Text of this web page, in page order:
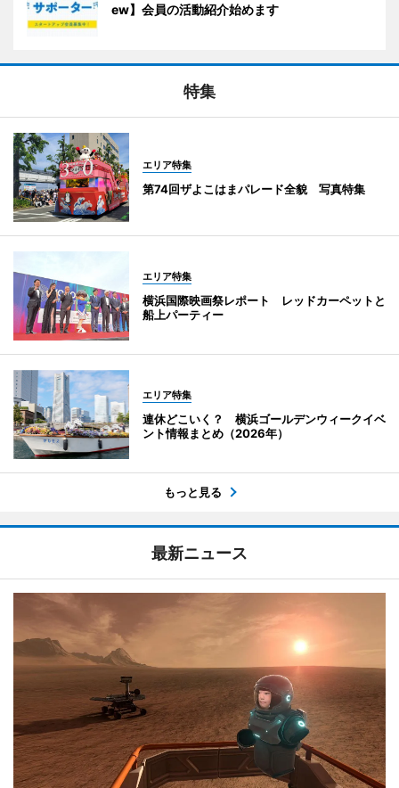
ew】会員の活動紹介始めます
特集
エリア特集
第74回ザよこはまパレード全貌 写真特集
エリア特集
横浜国際映画祭レポート レッドカーペットと
船上パーティー
エリア特集
連休どこいく？ 横浜ゴールデンウィークイベ
ント情報まとめ（2026年）
もっと見る
最新ニュース